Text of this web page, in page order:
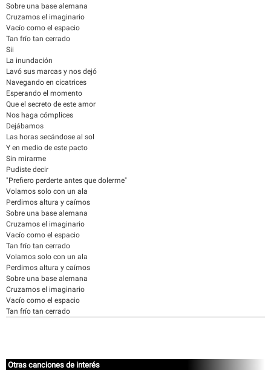
Sobre una base alemana
Cruzamos el imaginario
Vacío como el espacio
Tan frío tan cerrado
Sii
La inundación
Lavó sus marcas y nos dejó
Navegando en cicatrices
Esperando el momento
Que el secreto de este amor
Nos haga cómplices
Dejábamos
Las horas secándose al sol
Y en medio de este pacto
Sin mirarme
Pudiste decir
"Prefiero perderte antes que dolerme"
Volamos solo con un ala
Perdimos altura y caímos
Sobre una base alemana
Cruzamos el imaginario
Vacío como el espacio
Tan frío tan cerrado
Volamos solo con un ala
Perdimos altura y caímos
Sobre una base alemana
Cruzamos el imaginario
Vacío como el espacio
Tan frío tan cerrado
Otras canciones de interés